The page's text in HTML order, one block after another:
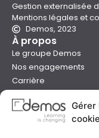
Gérer
Gestion externalisée
Mentions légales et
Demos, 2023
À propos
Le groupe Demos
Nos engagements
Carrière
Presse
Catalogues